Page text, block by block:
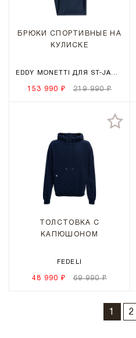
БРЮКИ СПОРТИВНЫЕ НА
КУЛИСКЕ
EDDY MONETTI ДЛЯ ST-JAMES
153 990 ₽ 219 990 ₽
ТОЛСТОВКА С
КАПЮШОНОМ
FEDELI
48 990 ₽ 69 990 ₽
1 2